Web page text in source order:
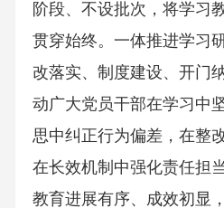
阶段、不设批次，将学习
贯穿始终。一体推进学习
改落实、制度建设、开门
动广大党员干部在学习中
思中纠正行为偏差，在整
在长效机制中强化责任担
教育进展有序、成效初显